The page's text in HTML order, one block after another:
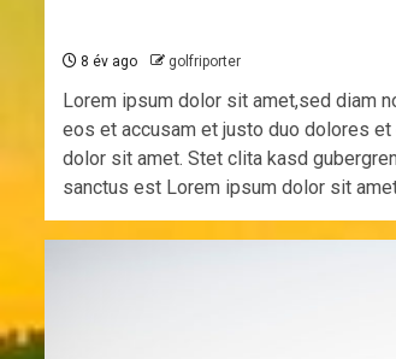
8 év ago golfriporter
Lorem ipsum dolor sit amet,sed diam
eos et accusam et justo duo dolores
dolor sit amet. Stet clita kasd
sanctus est Lorem ipsum dolor sit